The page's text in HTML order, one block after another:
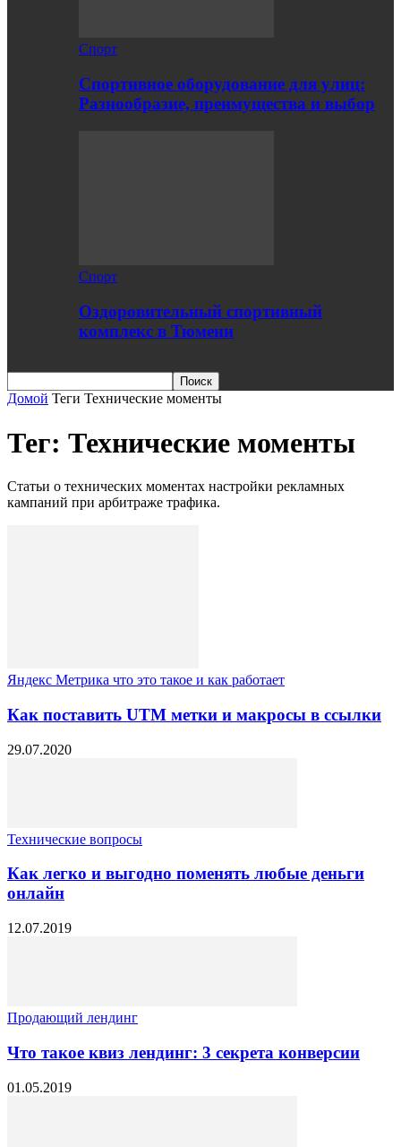
Спорт
Спортивное оборудование для улиц:
Разнообразие, преимущества и выбор
Спорт
Оздоровительный спортивный
комплекс в Тюмени
Домой Теги Технические моменты
Тег: Технические моменты
Статьи о технических моментах настройки рекламных
кампаний при арбитраже трафика.
Яндекс Метрика что это такое и как работает
Как поставить UTM метки и макросы в ссылки
29.07.2020
Технические вопросы
Как легко и выгодно поменять любые деньги
онлайн
12.07.2019
Продающий лендинг
Что такое квиз лендинг: 3 секрета конверсии
01.05.2019